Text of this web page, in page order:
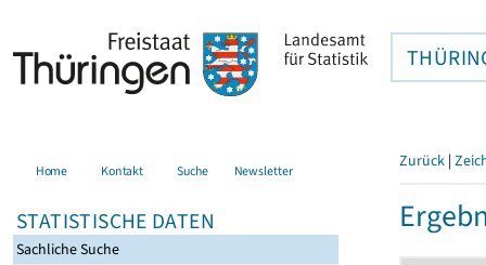
Home Kontakt Suche Newsletter
STATISTISCHE DATEN
Sachliche Suche
Zurück |